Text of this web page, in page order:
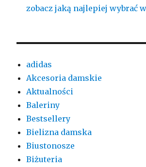
zobacz jaką najlepiej wybrać
adidas
Akcesoria damskie
Aktualności
Baleriny
Bestsellery
Bielizna damska
Biustonosze
Biżuteria